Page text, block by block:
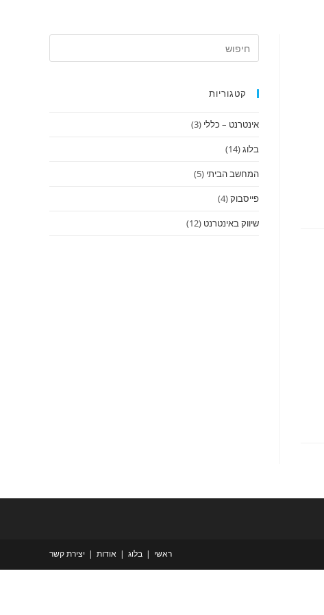
קטגוריות
אינטרנט – כללי (3)
בלוג(14)
המחשב הביתי (5)
פייסבוק(4)
שיווק באינטרנט (12)
ראשי בלוג אודות יצירת קשר